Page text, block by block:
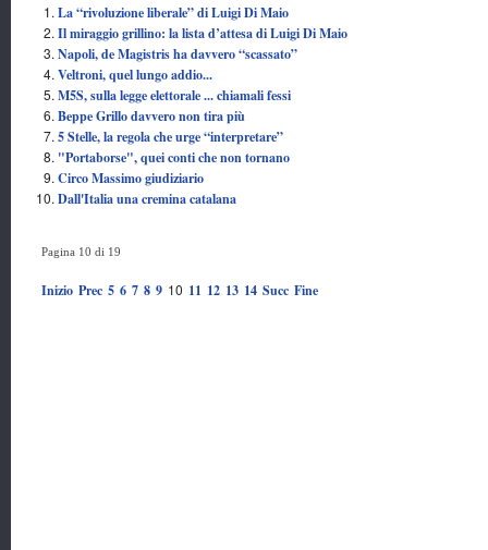
La “rivoluzione liberale” di Luigi Di Maio
Il miraggio grillino: la lista d’attesa di Luigi Di Maio
Napoli, de Magistris ha davvero “scassato”
Veltroni, quel lungo addio...
M5S, sulla legge elettorale ... chiamali fessi
Beppe Grillo davvero non tira più
5 Stelle, la regola che urge “interpretare”
"Portaborse", quei conti che non tornano
Circo Massimo giudiziario
Dall'Italia una cremina catalana
Pagina 10 di 19
Inizio Prec 5 6 7 8 9 10 11 12 13 14 Succ Fine